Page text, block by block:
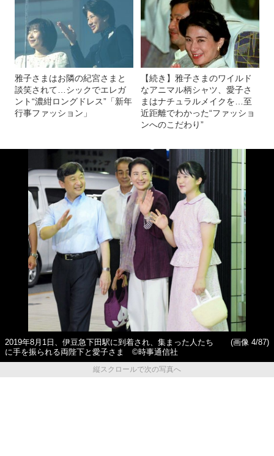
雅子さまはお隣の紀宮さまと
談笑されて…シックでエレガ
ント“濃紺ロングドレス”「新年
行事ファッション」
【続き】雅子さまのワイルド
なアニマル柄シャツ、愛子さ
まはナチュラルメイクを…至
近距離でわかった“ファッショ
ンへのこだわり”
2019年8月1日、伊豆急下田駅に到着され、集まった人たち
に手を振られる両陛下と愛子さま ©時事通信社
(画像 4/87)
縦スクロールで次の写真へ